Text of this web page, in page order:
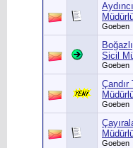
Goeben
Sicil
Goeben
Goeben
Goeben